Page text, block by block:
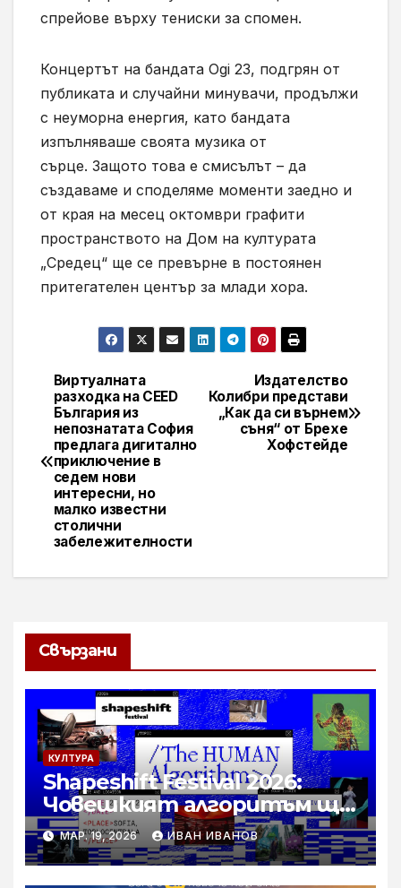
спрейове върху тениски за спомен.
Концертът на бандата Ogi 23, подгрян от
публиката и случайни минувачи, продължи
с неуморна енергия, като бандата
изпълняваше своята музика от
сърце. Защото това е смисълът – да
създаваме и споделяме моменти заедно и
от края на месец октомври графити
пространството на Дом на културата
„Средец“ ще се превърне в постоянен
притегателен център за млади хора.
Навигация
Издателство
Колибри представи
„Как да си върнем
съня“ от Брехе
Хофстейде
Виртуалната
разходка на CEED
България из
непознатата София
предлага дигитално
приключение в
седем нови
интересни, но
малко известни
столични
забележителности
Свързани
КУЛТУРА
Shapeshift Festival 2026:
Човешкият алгоритъм ще
се проведе през април
МАР. 19, 2026 ИВАН ИВАНОВ